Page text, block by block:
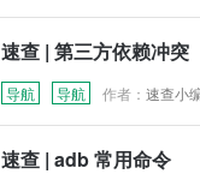
速查 | 第三方依赖冲突
导航 导航 作者： 速查小
速查 | adb 常用命令